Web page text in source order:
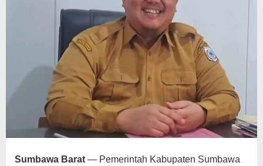
Sumbawa Barat — Pemerintah Kabupaten Sumbawa